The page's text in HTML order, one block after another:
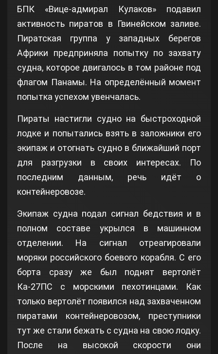
БПК «Вице-адмирал Кулаков» подавил
активность пиратов в Гвинейском заливе.
Пиратская группа у западных берегов
Африки предприняла попытку по захвату
судна, которое двигалось в том районе под
флагом Панамы. На определённый момент
попытка успехом увенчалась.
Пираты настигли судно на быстроходной
лодке и попытались взять в заложники его
экипаж и отогнать судно в ближайший порт
для разгрузки в своих интересах. По
последним данным, речь идёт о
контейнеровозе.
Экипаж судна подал сигнал бедствия и в
полном составе укрылся в машинном
отделении. На сигнал отреагировали
моряки российского боевого корабля. С его
борта сразу же был поднят вертолёт
Ка-27ПС с морскими пехотинцами. Как
только вертолёт появился над захваченном
пиратами контейнеровозом, преступники
тут же стали бежать с судна на свою лодку.
После на высокой скорости они